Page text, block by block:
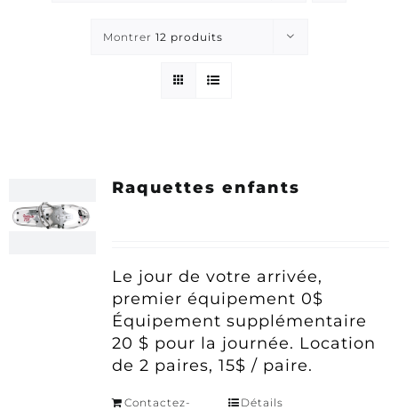
Montrer 12 produits
Raquettes enfants
Le jour de votre arrivée,
premier équipement 0$
Équipement supplémentaire
20 $ pour la journée. Location
de 2 paires, 15$ / paire.
Contactez-
Détails